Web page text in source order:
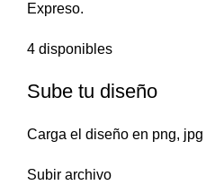
Expreso.
4 disponibles
Sube tu diseño
Carga el diseño en png,
Subir archivo